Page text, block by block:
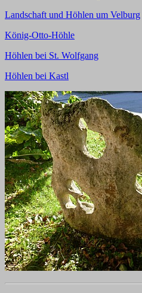
Landschaft und Höhlen um Velburg
König-Otto-Höhle
Höhlen bei St. Wolfgang
Höhlen bei Kastl